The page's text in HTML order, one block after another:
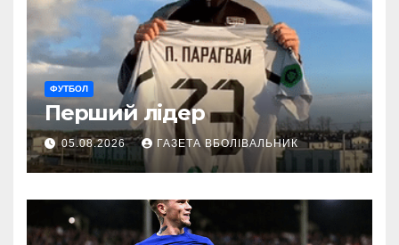
ФУТБОЛ
Перший лідер
05.08.2026 ГАЗЕТА ВБОЛІВАЛЬНИК